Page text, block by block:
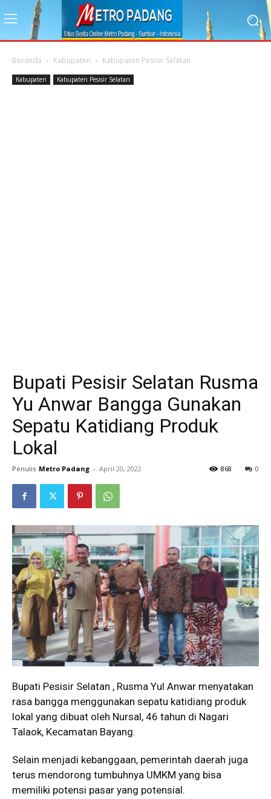
Beranda Kabupaten Kabupaten Pesisir Selatan
Kabupaten Kabupaten Pesisir Selatan
Bupati Pesisir Selatan Rusma
Yu Anwar Bangga Gunakan
Sepatu Katidiang Produk
Lokal
Penulis Metro Padang - April 20, 2022 0
868
Bupati Pesisir Selatan , Rusma Yul Anwar menyatakan
rasa bangga menggunakan sepatu katidiang produk
lokal yang dibuat oleh Nursal, 46 tahun di Nagari
Talaok, Kecamatan Bayang.
Selain menjadi kebanggaan, pemerintah daerah juga
terus mendorong tumbuhnya UMKM yang bisa
memiliki potensi pasar yang potensial.